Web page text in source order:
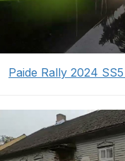
Paide Rally 2024